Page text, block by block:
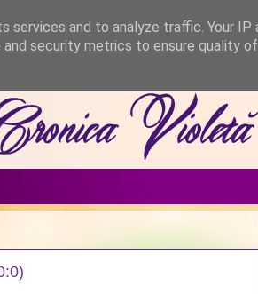
and to analyze traffic. Your IP
security metrics to ensure quality